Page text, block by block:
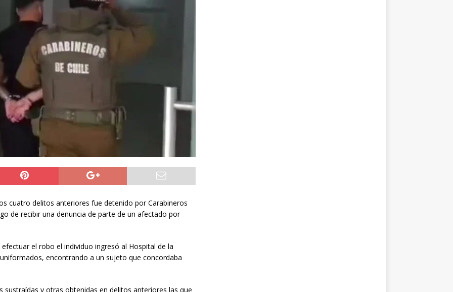
del Gobierno que busca facilitar el ingreso a Carabineros
NACIONAL
sanción diplomática: Brasil no repondrá a su embajador y
Argentina por los insultos de Milei a Lula
Álvaro Jofre alerta por el futuro del Casino Municipal de
Municipal aprueba proyecto para mejorar el alumbrado
ALTO HOSPICIO
León XIV viajará a Uruguay, Argentina y Perú del 6 al 17 de
cuatro delitos anteriores fue detenido por Carabineros
de recibir una denuncia de parte de un afectado por
el robo el individuo ingresó al Hospital de la
encontrando a un sujeto que concordaba
sustraídas y otras obtenidas en delitos anteriores las que